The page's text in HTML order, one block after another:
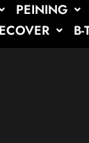
PEINING
B-